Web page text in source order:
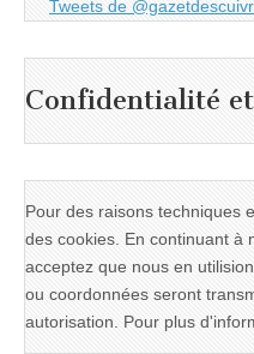
Tweets de
Confidentialité
Pour des raisons techniques
des cookies. En continuant à
acceptez que nous en
ou coordonnées seront
autorisation. Pour plus